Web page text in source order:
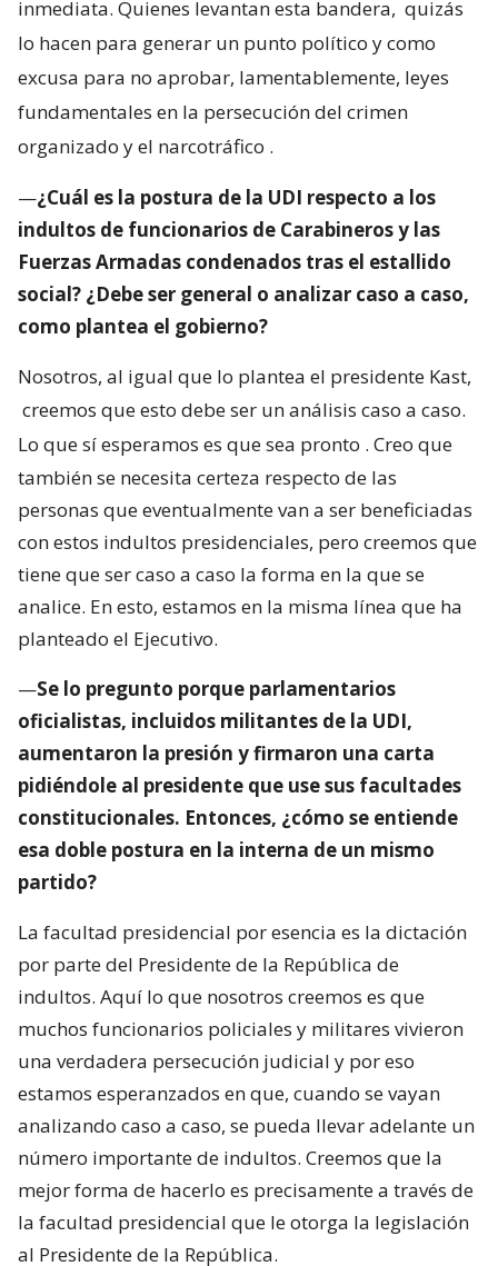
inmediata. Quienes levantan esta bandera, quizás
lo hacen para generar un punto político y como
excusa para no aprobar, lamentablemente, leyes
fundamentales en la persecución del crimen
organizado y el narcotráfico .
—¿Cuál es la postura de la UDI respecto a los
indultos de funcionarios de Carabineros y las
Fuerzas Armadas condenados tras el estallido
social? ¿Debe ser general o analizar caso a caso,
como plantea el gobierno?
Nosotros, al igual que lo plantea el presidente Kast,
creemos que esto debe ser un análisis caso a caso.
Lo que sí esperamos es que sea pronto . Creo que
también se necesita certeza respecto de las
personas que eventualmente van a ser beneficiadas
con estos indultos presidenciales, pero creemos que
tiene que ser caso a caso la forma en la que se
analice. En esto, estamos en la misma línea que ha
planteado el Ejecutivo.
—Se lo pregunto porque parlamentarios
oficialistas, incluidos militantes de la UDI,
aumentaron la presión y firmaron una carta
pidiéndole al presidente que use sus facultades
constitucionales. Entonces, ¿cómo se entiende
esa doble postura en la interna de un mismo
partido?
La facultad presidencial por esencia es la dictación
por parte del Presidente de la República de
indultos. Aquí lo que nosotros creemos es que
muchos funcionarios policiales y militares vivieron
una verdadera persecución judicial y por eso
estamos esperanzados en que, cuando se vayan
analizando caso a caso, se pueda llevar adelante un
número importante de indultos. Creemos que la
mejor forma de hacerlo es precisamente a través de
la facultad presidencial que le otorga la legislación
al Presidente de la República.